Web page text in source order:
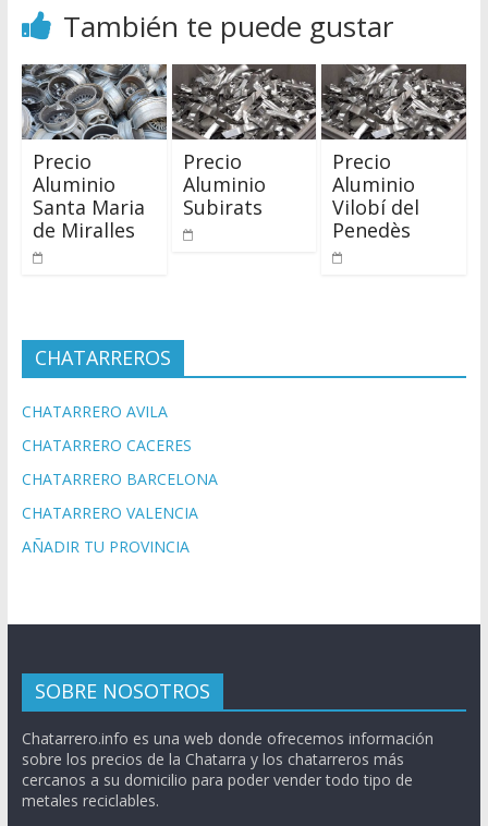
También te puede gustar
Precio
Aluminio
Santa Maria
de Miralles
Precio
Aluminio
Subirats
Precio
Aluminio
Vilobí del
Penedès
CHATARREROS
CHATARRERO AVILA
CHATARRERO CACERES
CHATARRERO BARCELONA
CHATARRERO VALENCIA
AÑADIR TU PROVINCIA
SOBRE NOSOTROS
Chatarrero.info es una web donde ofrecemos información
sobre los precios de la Chatarra y los chatarreros más
cercanos a su domicilio para poder vender todo tipo de
metales reciclables.